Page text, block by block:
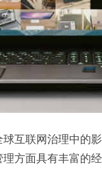
互联网治理中的
方面具有丰富的